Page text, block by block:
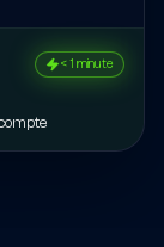
< 1 minute